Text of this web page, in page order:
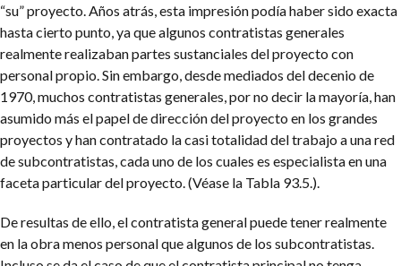
“su” proyecto. Años atrás, esta impresión podía haber sido exacta
hasta cierto punto, ya que algunos contratistas generales
realmente realizaban partes sustanciales del proyecto con
personal propio. Sin embargo, desde mediados del decenio de
1970, muchos contratistas generales, por no decir la mayoría, han
asumido más el papel de dirección del proyecto en los grandes
proyectos y han contratado la casi totalidad del trabajo a una red
de subcontratistas, cada uno de los cuales es especialista en una
faceta particular del proyecto. (Véase la Tabla 93.5.).
De resultas de ello, el contratista general puede tener realmente
en la obra menos personal que algunos de los subcontratistas.